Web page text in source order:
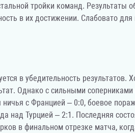
тройки команд. Результаты
в их достижении. Слабовато для
в убедительность результатов.
Однако с сильными
с Францией – 0:0, боевое
над Турцией – 2:1. Последняя
в финальном отрезке матча,